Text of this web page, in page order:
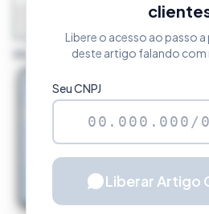
ou
Libere o acesso ao passo
deste artigo falando com
Seu CNPJ
Liberar Artigo